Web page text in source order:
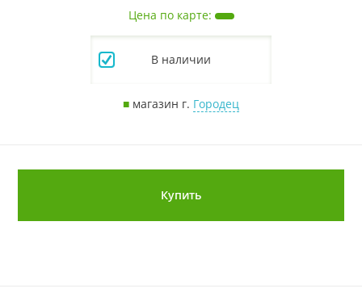
Цена по карте:
В наличии
■ магазин г. Городец
Купить